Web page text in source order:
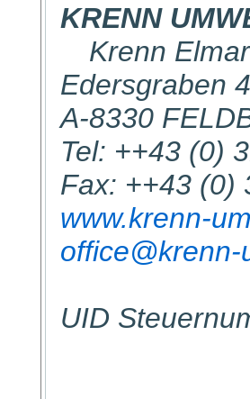
KRENN
Krenn Elmar
Edersgraben
A-8330
Tel: ++43 (0)
Fax: ++43 (0)
www.krenn-
UID